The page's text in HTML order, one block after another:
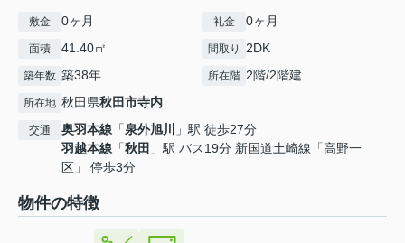
敷金 0ヶ月 礼金 0ヶ月
面積 41.40㎡ 間取り 2DK
築年数 築38年 所在階 2階/2階建
所在地 秋田県秋田市寺内
交通 奥羽本線 「泉外旭川
」駅 徒歩27分
羽越本線 「秋田 」駅 バス19分 新国道土崎線「高野一
区」 停歩3分
物件の特徴